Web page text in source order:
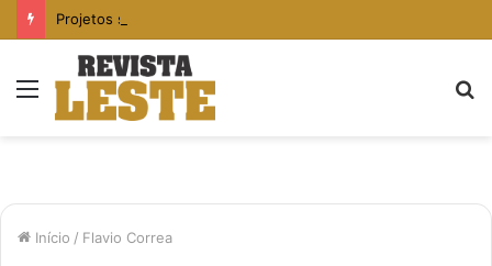
Menu
Início / Flavio Correa